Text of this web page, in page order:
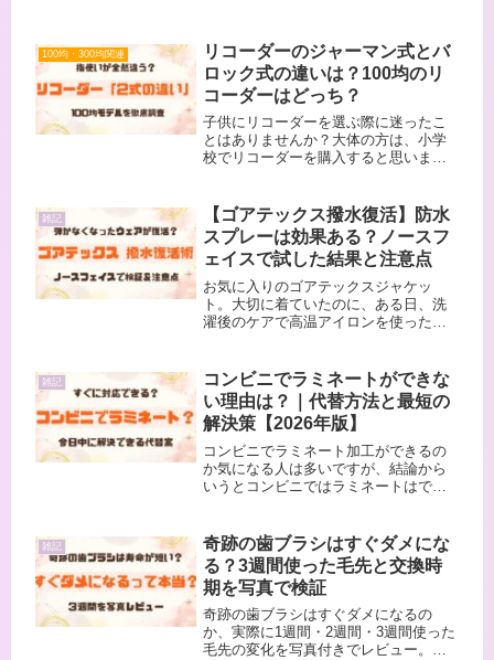
100均・300均関連
リコーダーのジャーマン式とバ
ロック式の違いは？100均のリ
コーダーはどっち？
子供にリコーダーを選ぶ際に迷ったこ
とはありませんか？大体の方は、小学
校でリコーダーを購入すると思います
のか分からないですよね。この記事で
は、それぞれの違いを説明します。ま
た...
雑記
【ゴアテックス撥水復活】防水
スプレーは効果ある？ノースフ
ェイスで試した結果と注意点
お気に入りのゴアテックスジャケッ
ト。大切に着ていたのに、ある日、洗
濯後のケアで高温アイロンを使ったこ
活するのか試しました。結果は、私の
ノースフェイスのジャケットでは戻り
ませ...
雑記
コンビニでラミネートができな
い理由は？｜代替方法と最短の
解決策【2026年版】
コンビニでラミネート加工ができるの
か気になる人は多いですが、結論から
いうとコンビニではラミネートはでき
す。この記事では、ラミネートができ
る場所・料金・失敗しないコツまで徹
底...
雑記
奇跡の歯ブラシはすぐダメにな
る？3週間使った毛先と交換時
期を写真で検証
奇跡の歯ブラシはすぐダメになるの
か、実際に1週間・2週間・3週間使った
毛先の変化を写真付きでレビュー。毛